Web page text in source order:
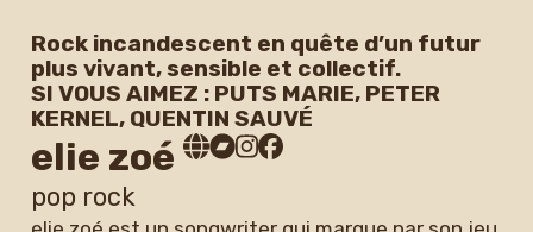
Rock incandescent en quête d’un futur
plus vivant, sensible et collectif.
SI VOUS AIMEZ : PUTS MARIE, PETER
KERNEL, QUENTIN SAUVÉ
elie zoé
pop rock